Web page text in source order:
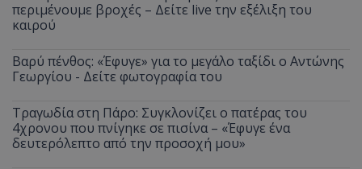
περιμένουμε βροχές – Δείτε live την εξέλιξη του
καιρού
Βαρύ πένθος: «Έφυγε» για το μεγάλο ταξίδι ο Αντώνης
Γεωργίου - Δείτε φωτογραφία του
Τραγωδία στη Πάρο: Συγκλονίζει ο πατέρας του
4χρονου που πνίγηκε σε πισίνα – «Έφυγε ένα
δευτερόλεπτο από την προσοχή μου»